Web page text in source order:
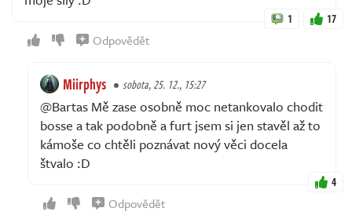
1 17
Odpovědět
Miirphys sobota, 25. 12., 15:27
@Bartas Mě zase osobně moc netankovalo chodit
bosse a tak podobně a furt jsem si jen stavěl až to
kámoše co chtěli poznávat nový věci docela
štvalo :D
4
Odpovědět